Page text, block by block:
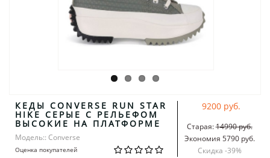
КЕДЫ CONVERSE RUN STAR
HIKE СЕРЫЕ С РЕЛЬЕФОМ
ВЫСОКИЕ НА ПЛАТФОРМЕ
Модель:: Converse
Оценка покупателей
9200 руб.
Старая:14990 руб.
Экономия 5790 руб.
Скидка -39%